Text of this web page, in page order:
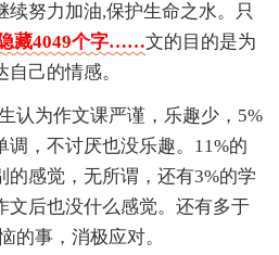
续努力加油,保护生命之水。只
藏4049个字……文的目的是为
己的情感。
认为作文课严谨，乐趣少，5%
调，不讨厌也没乐趣。11%的
的感觉，无所谓，还有3%的学
文后也没什么感觉。还有多于
的事，消极应对。